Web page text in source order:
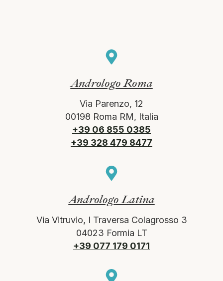
Andrologo Roma
Via Parenzo, 12
00198 Roma RM, Italia
+39 06 855 0385
+39 328 479 8477
Andrologo Latina
Via Vitruvio, I Traversa Colagrosso 3
04023 Formia LT
+39 077 179 0171